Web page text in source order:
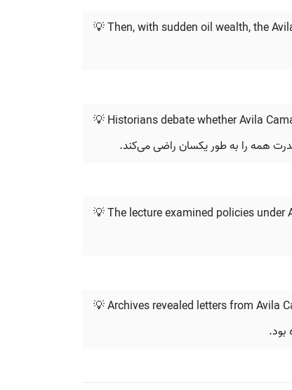
💡 Then, with sudden oil wealth, the
💡 Historians debate whether Avila
ندرت همه را به طور یکسان راضی می‌کند.
💡 The lecture examined policies
💡 Archives revealed letters from Avila
بود.